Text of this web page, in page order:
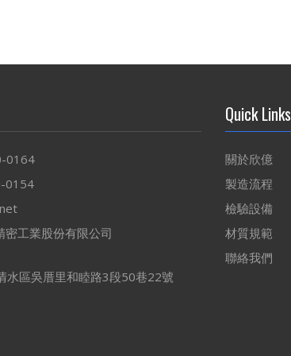
0164
0154
密工業股份有限公司
水區吳厝里和睦路3段50巷22號
Quick Links
關於欣億
製造流程
檢驗設備
材質規範
聯絡我們